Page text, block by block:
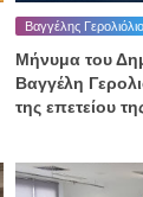
Βαγγέλης
Μήνυμα του
Βαγγέλη
της επετείου